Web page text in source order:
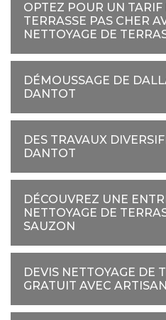
OPTEZ POUR UN TARIF
TERRASSE PAS CHER
NETTOYAGE DE
DÉMOUSSAGE DE
DANTOT
DES TRAVAUX
DANTOT
DÉCOUVREZ UNE
NETTOYAGE DE
SAUZON
DEVIS NETTOYAGE DE
GRATUIT AVEC